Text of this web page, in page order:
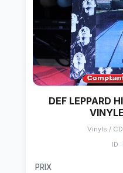
DEF LEPPARD
Vinyls /
ID
PRIX